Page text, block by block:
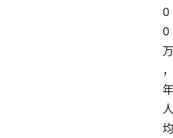
0
0
万
，
年
人
均